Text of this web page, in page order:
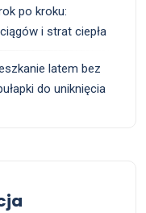
po kroku:
i strat ciepła
latem bez
do uniknięcia